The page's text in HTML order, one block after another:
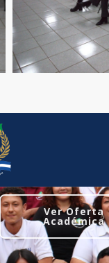
Ver Oferta
Académica